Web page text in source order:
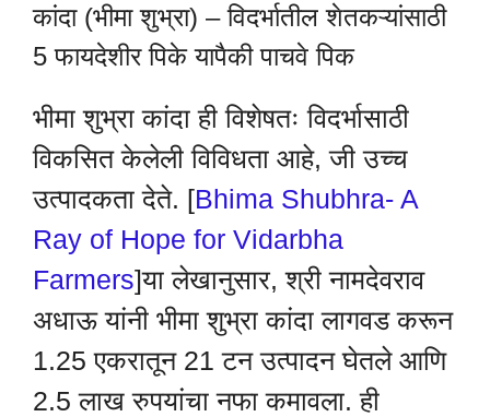
कांदा (भीमा शुभ्रा) – विदर्भातील शेतकऱ्यांसाठी
5 फायदेशीर पिके यापैकी पाचवे पिक
भीमा शुभ्रा कांदा ही विशेषतः विदर्भासाठी
विकसित केलेली विविधता आहे, जी उच्च
उत्पादकता देते. [Bhima Shubhra- A
Ray of Hope for Vidarbha
Farmers]या लेखानुसार, श्री नामदेवराव
अधाऊ यांनी भीमा शुभ्रा कांदा लागवड करून
1.25 एकरातून 21 टन उत्पादन घेतले आणि
2.5 लाख रुपयांचा नफा कमावला. ही